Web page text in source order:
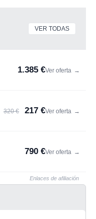
VER TODAS
1.385 €Ver oferta →
320 € 217 €Ver oferta →
790 €Ver oferta →
Enlaces de afiliación